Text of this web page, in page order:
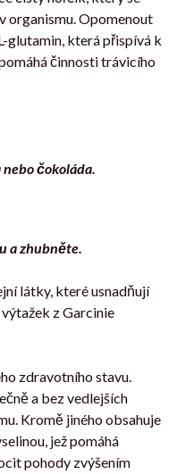
organismu. Opomenout
glutamin, která přispívá k
činnosti trávicího
čokoláda.
a zhubněte.
látky, které usnadňují
z Garcinie
zdravotního stavu.
a bez vedlejších
Kromě jiného obsahuje
jež pomáhá
pohody zvýšením